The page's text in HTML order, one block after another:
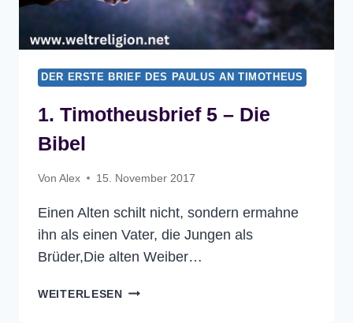
DER ERSTE BRIEF DES PAULUS AN TIMOTHEUS
1. Timotheusbrief 5 – Die
Bibel
Von Alex 15. November 2017
Einen Alten schilt nicht, sondern ermahne
ihn als einen Vater, die Jungen als
Brüder,Die alten Weiber…
WEITERLESEN 1.